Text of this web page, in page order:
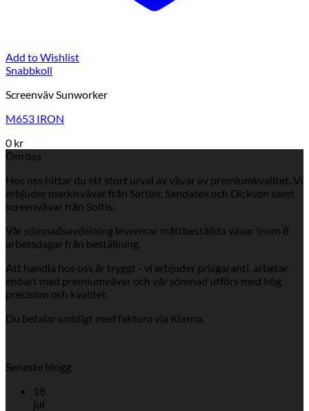
Add to Wishlist
Snabbkoll
Screenväv Sunworker
M653 IRON
0 kr
Om oss
Hos oss hittar du ett stort urval av vävar av premiumkvalitet. Vi
erbjuder markisvävar från Sattler, Sandatex och Dickson samt
screenvävar från Soltis.
Vår sömnadsavdelning levererar måttbeställda vävar inom 8
arbetsdagar från beställning.
Att handla hos oss är tryggt - vi erbjuder prisgaranti, arbetar
enbart med premiumvävar och vår sömnad utförs med hög
precision och kvalitet.
Du betalar smidigt med faktura via Klarna.
Senaste blogg
18
jul